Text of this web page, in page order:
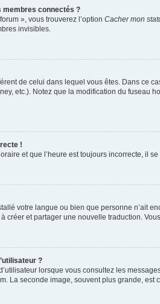
membres connectés ?
», vous trouverez l’option Cacher mon
invisibles.
de celui dans lequel vous êtes. Dans ce
etc.). Notez que la modification du fuseau
!
et que l’heure est toujours incorrecte, il
votre langue ou bien que personne n’ait
créer et partager une nouvelle traduction.
?
lorsque vous consultez les
La seconde image, souvent plus grande,